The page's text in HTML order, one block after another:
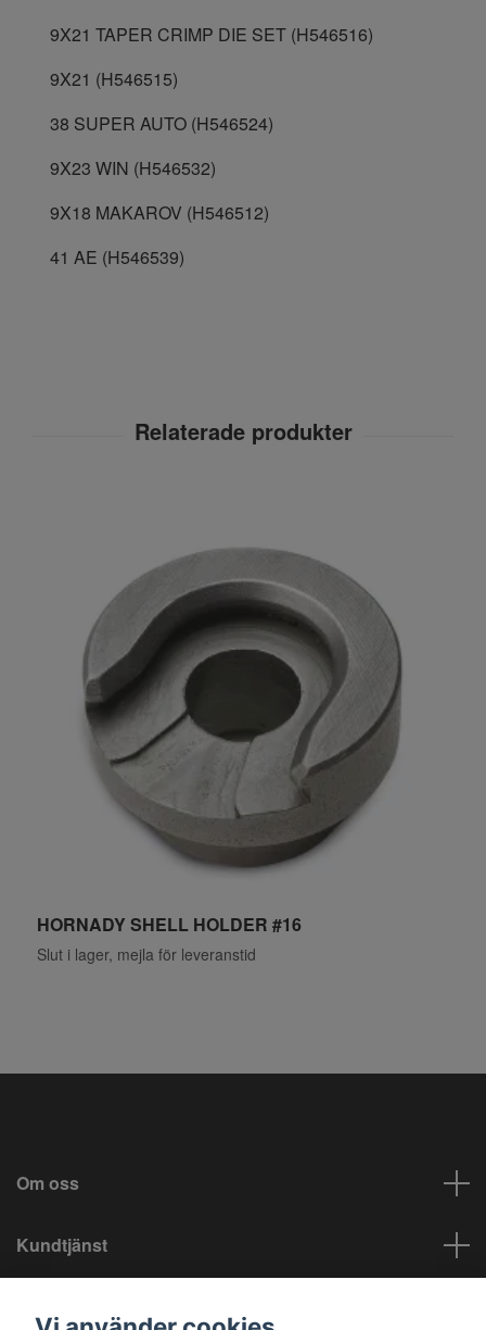
9X21 TAPER CRIMP DIE SET (H546516)
9X21 (H546515)
38 SUPER AUTO (H546524)
9X23 WIN (H546532)
9X18 MAKAROV (H546512)
41 AE (H546539)
HORNADY SHELL HOLDER #16
Slut i lager, mejla för leveranstid
Om oss
Kundtjänst